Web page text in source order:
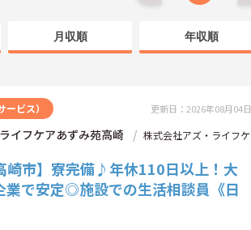
月収順 年収順
ビス） 更新日：2026年08月04日
イフケアあずみ苑高崎
株式会社アズ・ライフケ
崎市】寮完備♪年休110日以上！大
業で安定◎施設での生活相談員《日